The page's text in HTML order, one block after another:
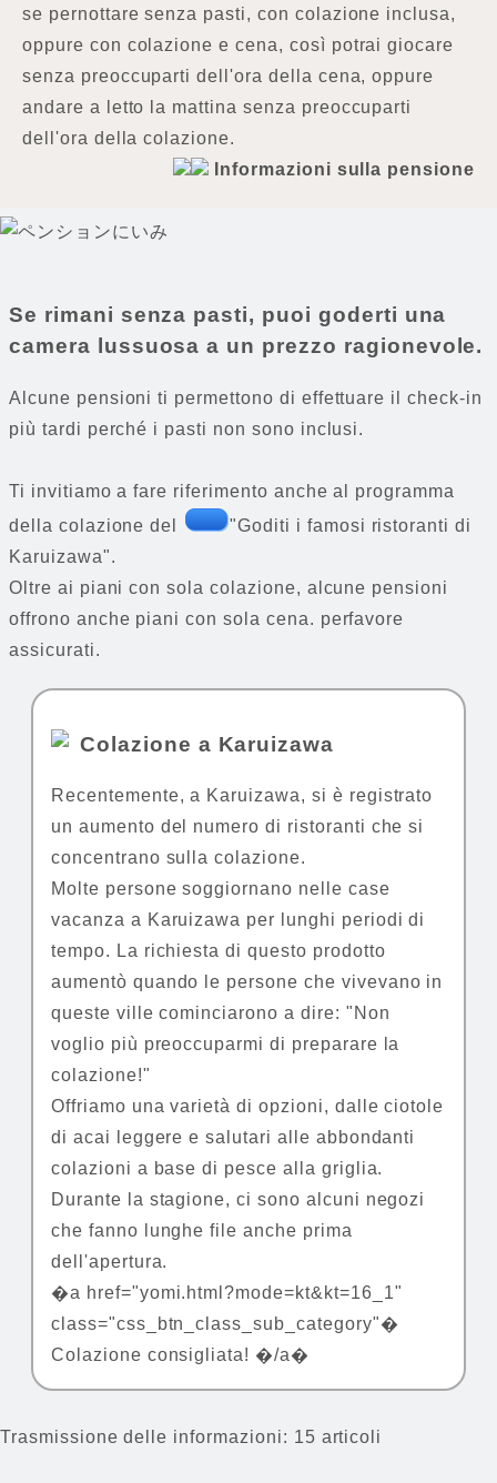
se pernottare senza pasti, con colazione inclusa,
oppure con colazione e cena, così potrai giocare
senza preoccuparti dell'ora della cena, oppure
andare a letto la mattina senza preoccuparti
dell'ora della colazione.
Informazioni sulla pensione
Se rimani senza pasti, puoi goderti una
camera lussuosa a un prezzo ragionevole.
Alcune pensioni ti permettono di effettuare il check-in
più tardi perché i pasti non sono inclusi.
Ti invitiamo a fare riferimento anche al programma
della colazione del
"Goditi i famosi ristoranti di
Karuizawa".
Oltre ai piani con sola colazione, alcune pensioni
offrono anche piani con sola cena. perfavore
assicurati.
Colazione a Karuizawa
Recentemente, a Karuizawa, si è registrato
un aumento del numero di ristoranti che si
concentrano sulla colazione.
Molte persone soggiornano nelle case
vacanza a Karuizawa per lunghi periodi di
tempo. La richiesta di questo prodotto
aumentò quando le persone che vivevano in
queste ville cominciarono a dire: "Non
voglio più preoccuparmi di preparare la
colazione!"
Offriamo una varietà di opzioni, dalle ciotole
di acai leggere e salutari alle abbondanti
colazioni a base di pesce alla griglia.
Durante la stagione, ci sono alcuni negozi
che fanno lunghe file anche prima
dell'apertura.
�a href="yomi.html?mode=kt&kt=16_1"
class="css_btn_class_sub_category"�
Colazione consigliata! �/a�
Trasmissione delle informazioni: 15 articoli